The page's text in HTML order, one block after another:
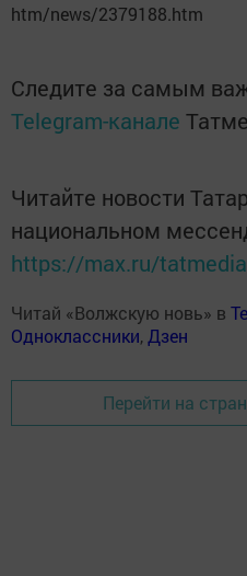
htm/news/2379188.htm
Следите за самым
Telegram-канале
Читайте новости
национальном
https://max.ru/tatmedia
Читай «Волжскую новь» в
Одноклассники, Дзен
Перейти на